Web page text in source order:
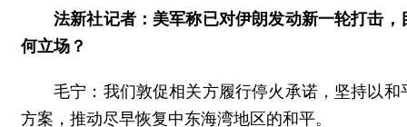
法新社记者：美军称已对伊朗发动新一轮打击
何立场？
毛宁：我们敦促相关方履行停火承诺，坚持以
方案，推动尽早恢复中东海湾地区的和平。